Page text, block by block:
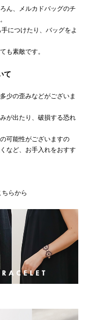
ん、メルカドバッグのチ
につけたり、バッグをよ
も素敵です。
て
少の歪みなどがございま
が出たり、破損する恐れ
可能性がございますの
など、お手入れをおすす
らから